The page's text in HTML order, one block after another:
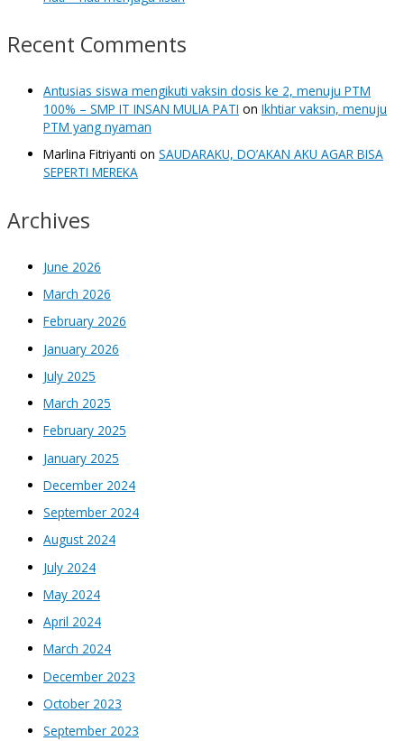
Recent Comments
Antusias siswa mengikuti vaksin dosis ke 2, menuju PTM
100% – SMP IT INSAN MULIA PATI on Ikhtiar vaksin, menuju
PTM yang nyaman
Marlina Fitriyanti on SAUDARAKU, DO’AKAN AKU AGAR BISA
SEPERTI MEREKA
Archives
June 2026
March 2026
February 2026
January 2026
July 2025
March 2025
February 2025
January 2025
December 2024
September 2024
August 2024
July 2024
May 2024
April 2024
March 2024
December 2023
October 2023
September 2023